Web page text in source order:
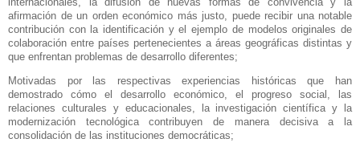
afirmación de un orden económico más justo, puede recibir una notable
contribución con la identificación y el ejemplo de modelos originales de
colaboración entre países pertenecientes a áreas geográficas distintas y
que enfrentan problemas de desarrollo diferentes;
Motivadas por las respectivas experiencias históricas que han
demostrado cómo el desarrollo económico, el progreso social, las
relaciones culturales y educacionales, la investigación científica y la
modernización tecnológica contribuyen de manera decisiva a la
consolidación de las instituciones democráticas;